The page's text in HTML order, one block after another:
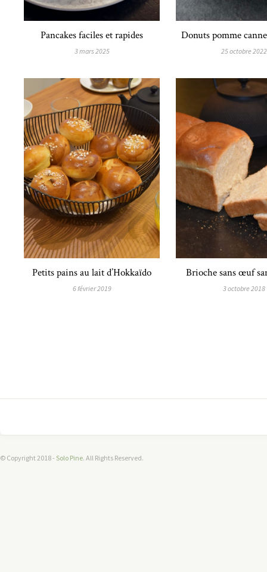
Pancakes faciles et rapides
3 mars 2025
Donuts pomme
25 octobre 2022
Petits pains au lait d’Hokkaïdo
6 février 2019
Brioche sans œuf
3 octobre 2018
© Copyright 2018 - Solo Pine. All Rights Reserved.